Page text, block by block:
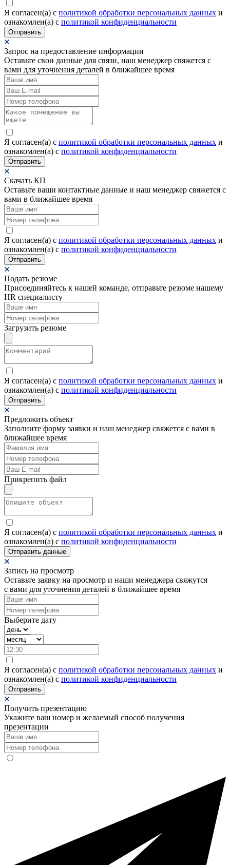
Я согласен(а) c политикой обработки персональных данных и
ознакомлен(а) с политикой конфиденциальности
Отправить
Запрос на предоставление информации
Оставьте свои данные для связи, наш менеджер свяжется с
вами для уточнения деталей в ближайшее время
Я согласен(а) c политикой обработки персональных данных и
ознакомлен(а) с политикой конфиденциальности
Отправить
Скачать КП
Оставьте ваши контактные данные и наш менеджер свяжется с
вами в ближайшее время
Я согласен(а) c политикой обработки персональных данных и
ознакомлен(а) с политикой конфиденциальности
Отправить
Подать резюме
Присоединяйтесь к нашей команде, отправьте резюме нашему
HR специалисту
Загрузить резюме
Я согласен(а) c политикой обработки персональных данных и
ознакомлен(а) с политикой конфиденциальности
Отправить
Предложить объект
Заполните форму заявки и наш менеджер свяжется с вами в
ближайшее время
Прикрепить файл
Я согласен(а) c политикой обработки персональных данных и
ознакомлен(а) с политикой конфиденциальности
Отправить данные
Запись на просмотр
Оставьте заявку на просмотр и наши менеджера свяжутся
с вами для уточнения деталей в ближайшее время
Выберите дату
Я согласен(а) c политикой обработки персональных данных и
ознакомлен(а) с политикой конфиденциальности
Отправить
Получить презентацию
Укажите ваш номер и желаемый способ получения
презентации